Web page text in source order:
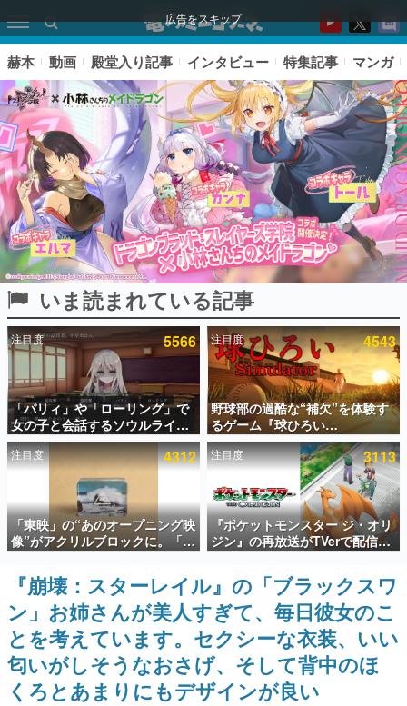
広告をスキップ
ピックアップ
電ファミのいま読まれている記事ランキング
アプリセール情報
インタビュー
連載・特集一覧
殿堂入り記事
SNS拡散数が数千以上！ ページビュー数万以上！ などな
ど。多くの人々に読まれた、電ファミ渾身の“殿堂入り”記
事をまとめました。
ゲームの企画書
名作ゲームクリエイターの方々に製作時のエピソードをお
聞きし、ヒットする企画（ゲーム）とは何か？を探ってい
きます。
赫本
この物語を解いてはいけない。『赫本』は、〈試験問題〉
の形をした短編ホラー小説集です。
赫本 動画 殿堂入り記事 インタビュー 特集記事 マンガ
いま読まれている記事
注目度 5566
「パリィ」や「ローリング」で
女の子と会話するソウルライク
恋愛ゲーム『小早川さんはソウ
ルライク』無料公開。返事に失
敗すると「YOU DIED」
注目度 4543
野球部の過酷な“補欠”を体験す
るゲーム『球ひろい
Simulator』が「1件」のウィッ
シュリストをもとにチェコ語に
対応しSNSで話題に。『キング
ダム・カム』開発元やチェコの
プロ野球選手から称賛の声
注目度 4312
「東映」の“あのオープニング映
像”がアクリルブロックに。「東
映ヒストリカル グッズコレクシ
ョン」が8月下旬より発売
注目度 3113
『ポケットモンスター ジ・オリ
ジン』の再放送がTVerで配信
中！レッド（CV：竹内順子）が
主人公のオリジナルアニメ
『崩壊：スターレイル』の「ブラックスワ
ン」お姉さんが美人すぎて、毎日彼女のこ
とを考えています。セクシーな衣装、いい
匂いがしそうなおさげ、そして背中のほ
くろとあまりにもデザインが良い